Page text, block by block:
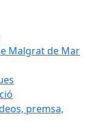
Malgrat de Mar
premsa,